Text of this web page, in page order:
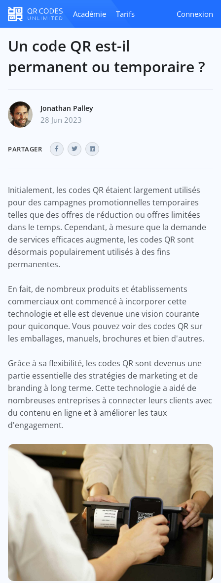
Académie Tarifs Connexion
Un code QR est-il
permanent ou temporaire ?
Jonathan Palley
28 Jun 2023
PARTAGER
Initialement, les codes QR étaient largement utilisés
pour des campagnes promotionnelles temporaires
telles que des offres de réduction ou offres limitées
dans le temps. Cependant, à mesure que la demande
de services efficaces augmente, les codes QR sont
désormais populairement utilisés à des fins
permanentes.
En fait, de nombreux produits et établissements
commerciaux ont commencé à incorporer cette
technologie et elle est devenue une vision courante
pour quiconque. Vous pouvez voir des codes QR sur
les emballages, manuels, brochures et bien d'autres.
Grâce à sa flexibilité, les codes QR sont devenus une
partie essentielle des stratégies de marketing et de
branding à long terme. Cette technologie a aidé de
nombreuses entreprises à connecter leurs clients avec
du contenu en ligne et à améliorer les taux
d'engagement.